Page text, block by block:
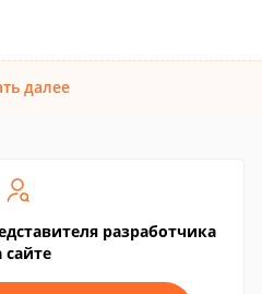
далее
разработчика
сайте